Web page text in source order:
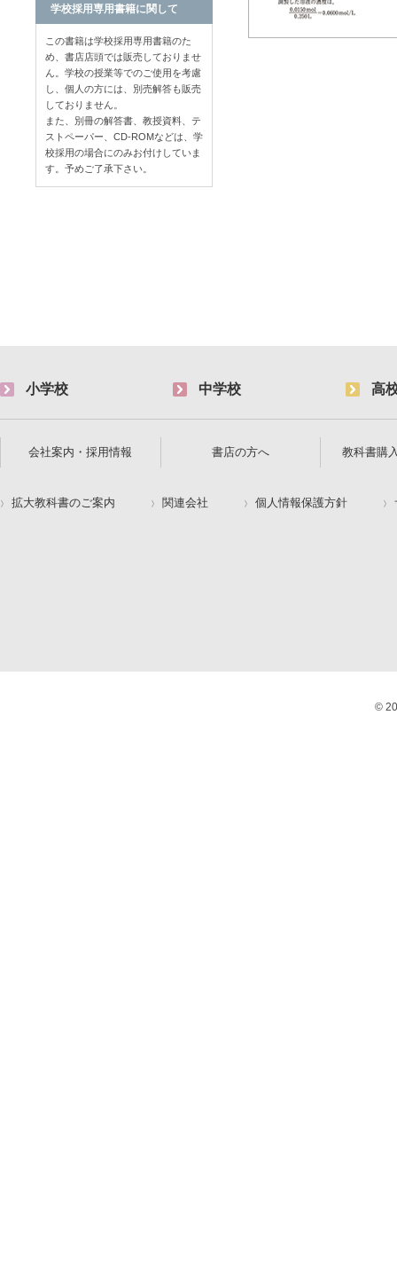
学校採用専用書籍に関して
この書籍は学校採用専用書籍のた
め、書店店頭では販売しておりませ
ん。学校の授業等でのご使用を考慮
し、個人の方には、別売解答も販売
しておりません。
また、別冊の解答書、教授資料、テ
ストペーパー、CD-ROMなどは、学
校採用の場合にのみお付けしていま
す。予めご了承下さい。
小学校 中学校 高
会社案内・採用情報 書店の方へ 教科書購
拡大教科書のご案内 関連会社 個人情報保護方針
©